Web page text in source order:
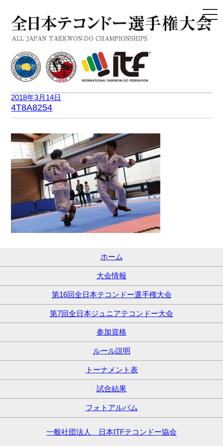
2018年3月14日
4T8A8254
ホーム
大会情報
第16回全日本テコンドー選手権大会
第7回全日本ジュニアテコンドー大会
参加資格
ルール説明
トーナメント表
試合結果
フォトアルバム
一般社団法人 日本ITFテコンドー協会